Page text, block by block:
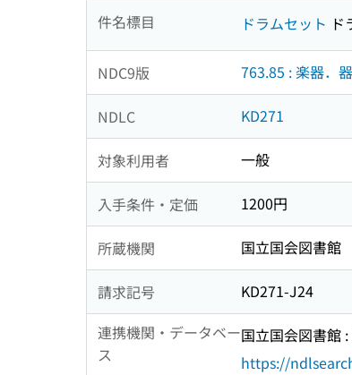
件名標目 ドラムセット ド
NDC9版 763.85 : 楽器．
NDLC KD271
対象利用者 一般
入手条件・定価 1200円
所蔵機関 国立国会図書館
請求記号
KD271-J24
連携機関・データベー
ス
国立国会図書館
https://